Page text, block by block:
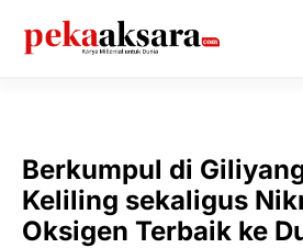
Berkumpul di
Keliling sekaligus
Oksigen Terbaik ke